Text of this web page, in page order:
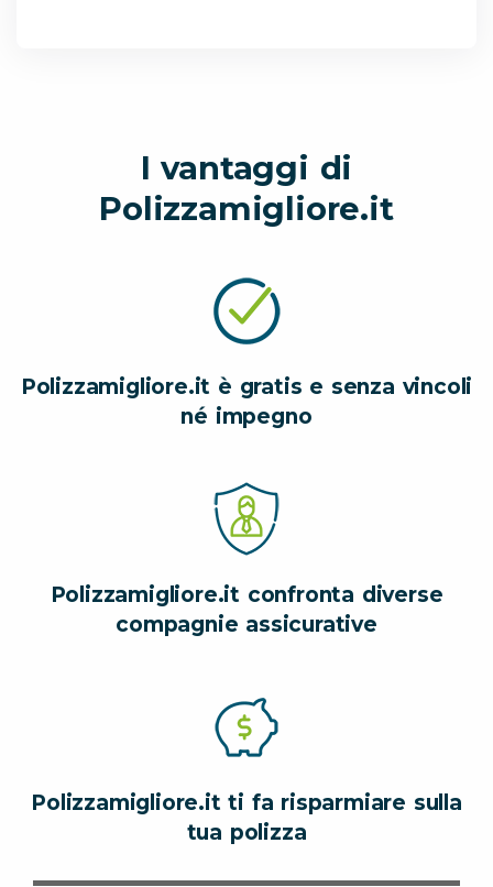
I vantaggi di
Polizzamigliore.it
Polizzamigliore.it è gratis e senza vincoli
né impegno
Polizzamigliore.it confronta diverse
compagnie assicurative
Polizzamigliore.it ti fa risparmiare sulla
tua polizza